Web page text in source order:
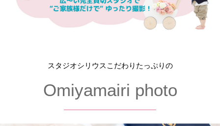
スタジオシリウスこだわりたっぷりの
Omiyamairi photo